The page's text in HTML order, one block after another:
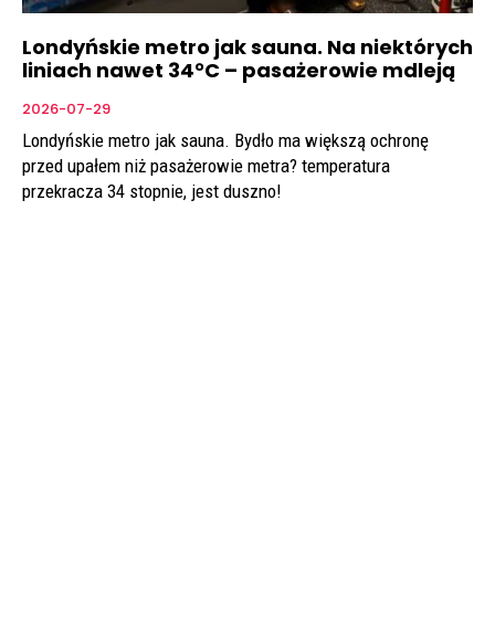
Londyńskie metro jak sauna. Na niektórych
liniach nawet 34°C – pasażerowie mdleją
2026-07-29
Londyńskie metro jak sauna. Bydło ma większą ochronę
przed upałem niż pasażerowie metra? temperatura
przekracza 34 stopnie, jest duszno!